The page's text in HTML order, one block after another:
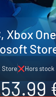
Xbox
Store Hors stock
53.99